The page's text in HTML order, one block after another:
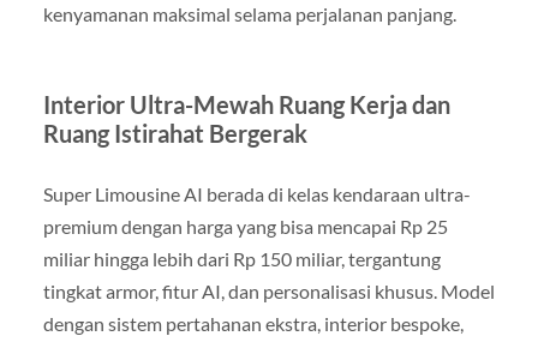
kenyamanan maksimal selama perjalanan panjang.
Interior Ultra-Mewah Ruang Kerja dan
Ruang Istirahat Bergerak
Super Limousine AI berada di kelas kendaraan ultra-
premium dengan harga yang bisa mencapai Rp 25
miliar hingga lebih dari Rp 150 miliar, tergantung
tingkat armor, fitur AI, dan personalisasi khusus. Model
dengan sistem pertahanan ekstra, interior bespoke,